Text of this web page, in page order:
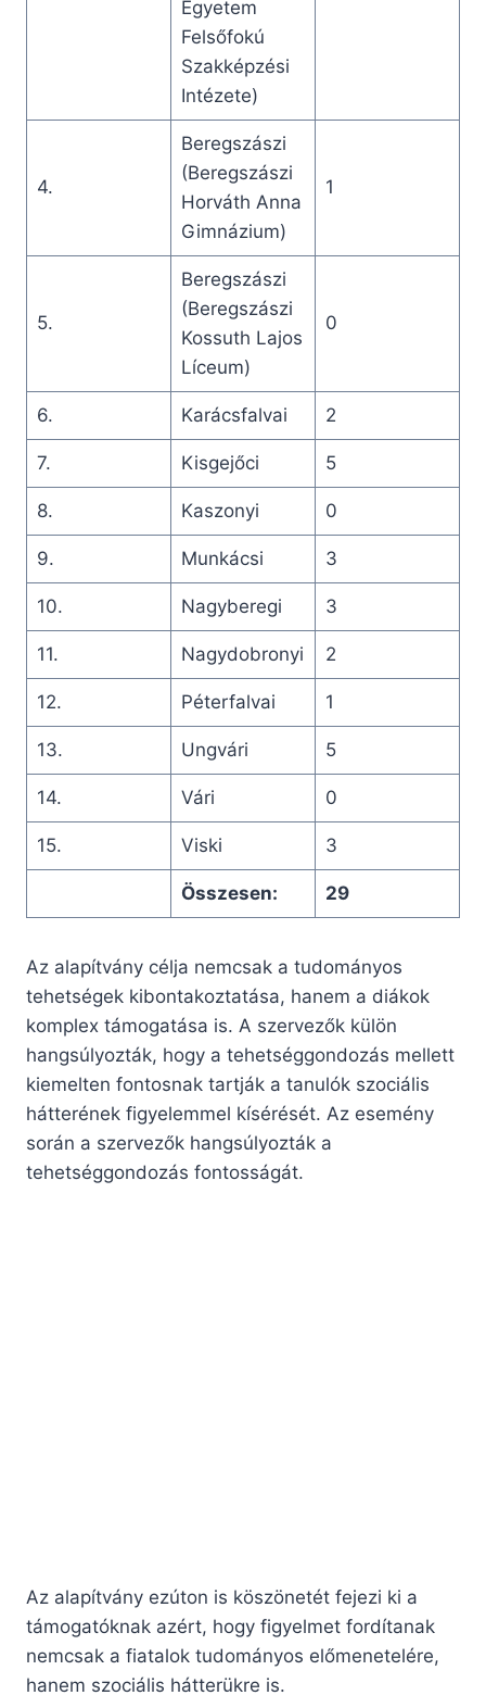
Egyetem
Felsőfokú
Szakképzési
Intézete)
4.
Beregszászi
(Beregszászi
Horváth Anna
Gimnázium)
1
5.
Beregszászi
(Beregszászi
Kossuth Lajos
Líceum)
0
6. Karácsfalvai 2
7. Kisgejőci 5
8. Kaszonyi 0
9. Munkácsi 3
10. Nagyberegi 3
11. Nagydobronyi 2
12. Péterfalvai 1
13. Ungvári 5
14. Vári 0
15. Viski 3
Összesen: 29
Az alapítvány célja nemcsak a tudományos
tehetségek kibontakoztatása, hanem a diákok
komplex támogatása is. A szervezők külön
hangsúlyozták, hogy a tehetséggondozás mellett
kiemelten fontosnak tartják a tanulók szociális
hátterének figyelemmel kísérését. Az esemény
során a szervezők hangsúlyozták a
tehetséggondozás fontosságát.
Az alapítvány ezúton is köszönetét fejezi ki a
támogatóknak azért, hogy figyelmet fordítanak
nemcsak a fiatalok tudományos előmenetelére,
hanem szociális hátterükre is.